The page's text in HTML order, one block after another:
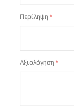
Περίληψη
Αξιολόγηση